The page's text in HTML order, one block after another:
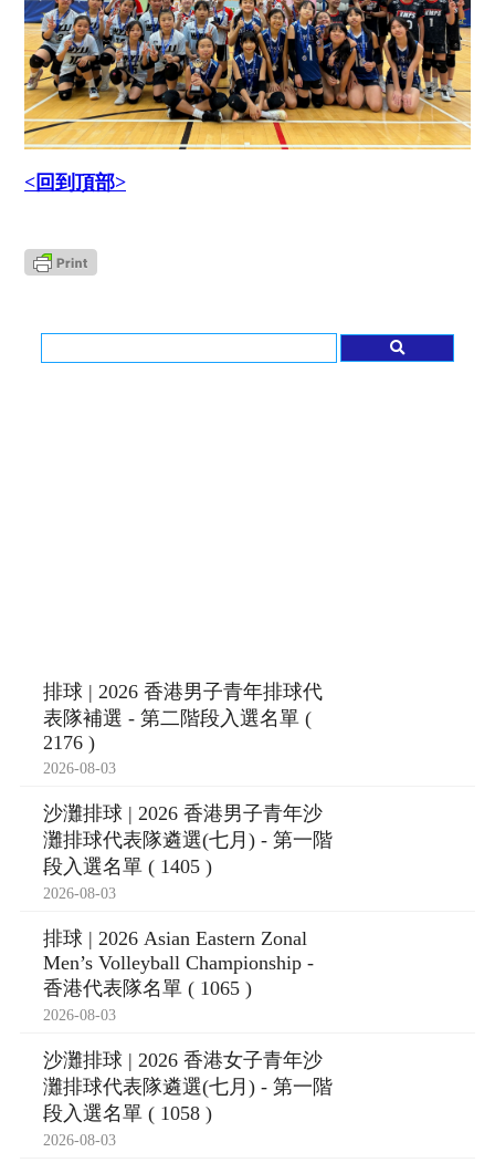
<回到頂部>
排球 | 2026 香港男子青年排球代
表隊補選 - 第二階段入選名單 (
2176 )
2026-08-03
沙灘排球 | 2026 香港男子青年沙
灘排球代表隊遴選(七月) - 第一階
段入選名單 ( 1405 )
2026-08-03
排球 | 2026 Asian Eastern Zonal
Men’s Volleyball Championship -
香港代表隊名單 ( 1065 )
2026-08-03
沙灘排球 | 2026 香港女子青年沙
灘排球代表隊遴選(七月) - 第一階
段入選名單 ( 1058 )
2026-08-03